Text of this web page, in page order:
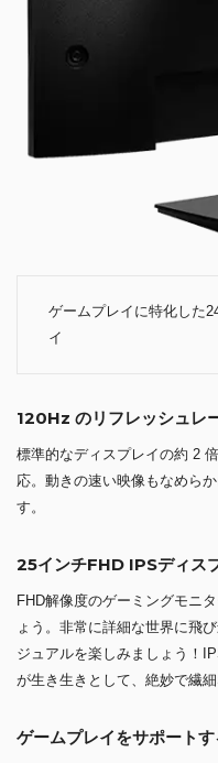
ゲームプレイに特化した
イ
120Hz のリフレッシュレ
標準的なディスプレイの約 2
応。動きの速い映像もなめら
す。
25インチFHD IPSディス
FHD解像度のゲーミングモニ
ょう。非常に詳細な世界に飛
ジュアルを楽しみましょう！
が生き生きとして、絶妙で繊
ゲームプレイをサポート